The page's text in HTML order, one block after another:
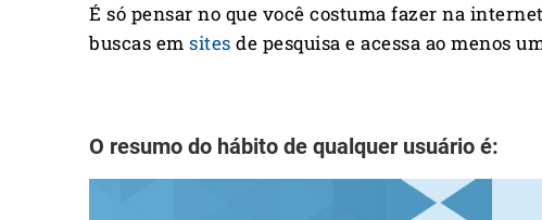
É só pensar no que você costuma fazer na
buscas em sites de pesquisa e acessa ao menos
O resumo do hábito de qualquer usuário é: